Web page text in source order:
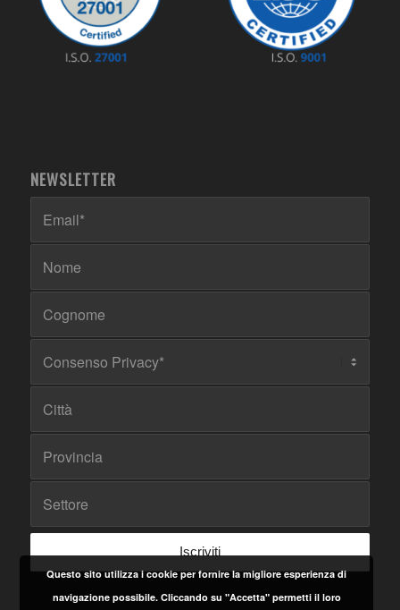
NEWSLETTER
Questo sito utilizza i cookie per fornire la migliore esperienza di
navigazione possibile. Cliccando su "Accetta" permetti il loro